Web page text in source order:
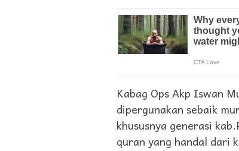
Kabag Ops Akp Iswan
dipergunakan sebaik
khususnya generasi
quran yang handal dari